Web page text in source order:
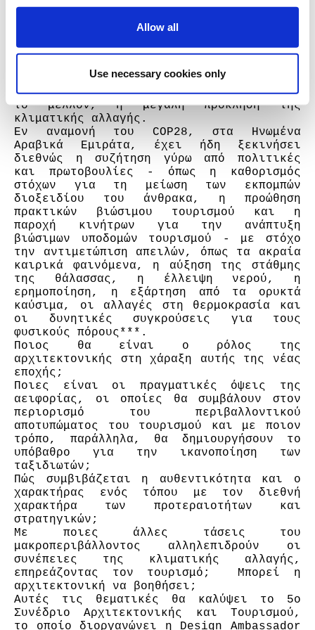
Allow all
Use necessary cookies only
στόχων.
αρχιτεκτονική δύναται να δώσει λύσεις –
φλέγοντα ζητήματα. Σε αυτά τα ζητήματα
προστίθεται, με καθοριστική δυναμική για
το μέλλον, η μεγάλη πρόκληση της
κλιματικής αλλαγής.
Εν αναμονή του COP28, στα Ηνωμένα
Αραβικά Εμιράτα, έχει ήδη ξεκινήσει
διεθνώς η συζήτηση γύρω από πολιτικές
και πρωτοβουλίες - όπως η καθορισμός
στόχων για τη μείωση των εκπομπών
διοξειδίου του άνθρακα, η προώθηση
πρακτικών βιώσιμου τουρισμού και η
παροχή κινήτρων για την ανάπτυξη
βιώσιμων υποδομών τουρισμού - με στόχο
την αντιμετώπιση απειλών, όπως τα ακραία
καιρικά φαινόμενα, η αύξηση της στάθμης
της θάλασσας, η έλλειψη νερού, η
ερημοποίηση, η εξάρτηση από τα ορυκτά
καύσιμα, οι αλλαγές στη θερμοκρασία και
οι δυνητικές συγκρούσεις για τους
φυσικούς πόρους***.
Ποιος θα είναι ο ρόλος της
αρχιτεκτονικής στη χάραξη αυτής της νέας
εποχής;
Ποιες είναι οι πραγματικές όψεις της
αειφορίας, οι οποίες θα συμβάλουν στον
περιορισμό του περιβαλλοντικού
αποτυπώματος του τουρισμού και με ποιον
τρόπο, παράλληλα, θα δημιουργήσουν το
υπόβαθρο για την ικανοποίηση των
ταξιδιωτών;
Πώς συμβιβάζεται η αυθεντικότητα και ο
χαρακτήρας ενός τόπου με τον διεθνή
χαρακτήρα των προτεραιοτήτων και
στρατηγικών;
Με ποιες άλλες τάσεις του
μακροπεριβάλλοντος αλληλεπιδρούν οι
συνέπειες της κλιματικής αλλαγής,
επηρεάζοντας τον τουρισμό;  Μπορεί η
αρχιτεκτονική να βοηθήσει;
Αυτές τις θεματικές θα καλύψει το 5ο
Συνέδριο Αρχιτεκτονικής και Τουρισμού,
το οποίο διοργανώνει η Design Ambassador